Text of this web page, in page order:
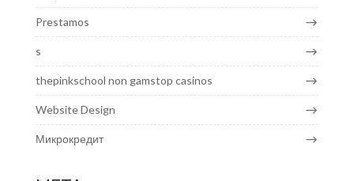
Prestamos
s
thepinkschool non gamstop casinos
Website Design
Микрокредит